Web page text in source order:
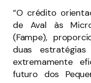
“O crédito
de Aval às
(Fampe),
duas
extremamente
futuro dos